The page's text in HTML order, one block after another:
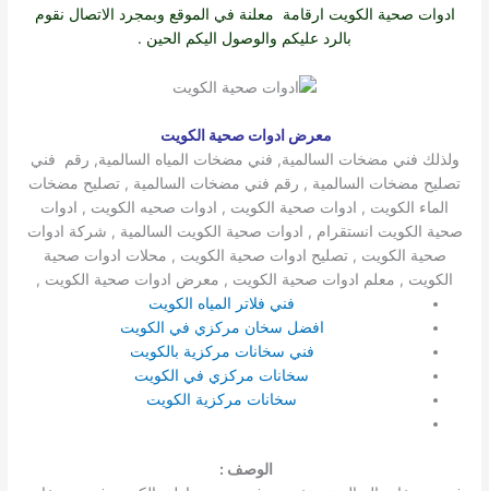
ادوات صحية الكويت ارقامة معلنة في الموقع وبمجرد الاتصال نقوم
بالرد عليكم والوصول اليكم الحين .
معرض ادوات صحية الكويت
ولذلك فني مضخات السالمية, فني مضخات المياه السالمية, رقم فني
تصليح مضخات السالمية , رقم فني مضخات السالمية , تصليح مضخات
الماء الكويت , ادوات صحية الكويت , ادوات صحيه الكويت , ادوات
صحية الكويت انستقرام , ادوات صحية الكويت السالمية , شركة ادوات
صحية الكويت , تصليح ادوات صحية الكويت , محلات ادوات صحية
الكويت , معلم ادوات صحية الكويت , معرض ادوات صحية الكويت ,
فني فلاتر المياه الكويت
افضل سخان مركزي في الكويت
فني سخانات مركزية بالكويت
سخانات مركزي في الكويت
سخانات مركزية الكويت
الوصف :